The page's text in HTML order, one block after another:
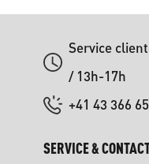
Service
/ 13h-17h
+41 43 366
SERVICE &